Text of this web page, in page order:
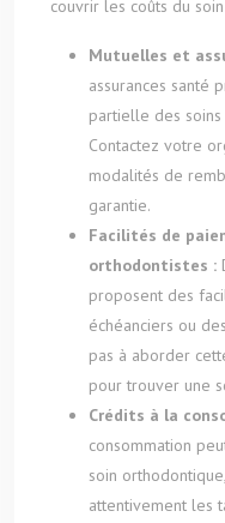
couvrir les coûts du
Mutuelles et
assurances santé
partielle des
Contactez votre
modalités de
garantie.
Facilités de
orthodontistes :
proposent des
échéanciers ou
pas à aborder
pour trouver une
Crédits à la
consommation
soin
attentivement les